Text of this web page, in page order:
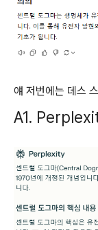
얘 저번에는 데스
A1.